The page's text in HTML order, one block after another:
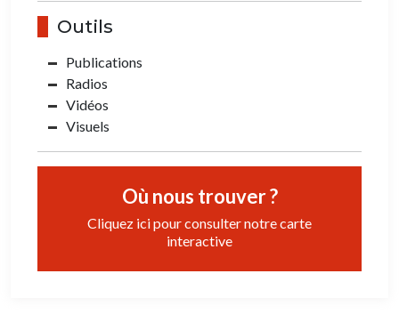
Outils
Publications
Radios
Vidéos
Visuels
Où nous trouver ?
Cliquez ici pour consulter notre carte
interactive